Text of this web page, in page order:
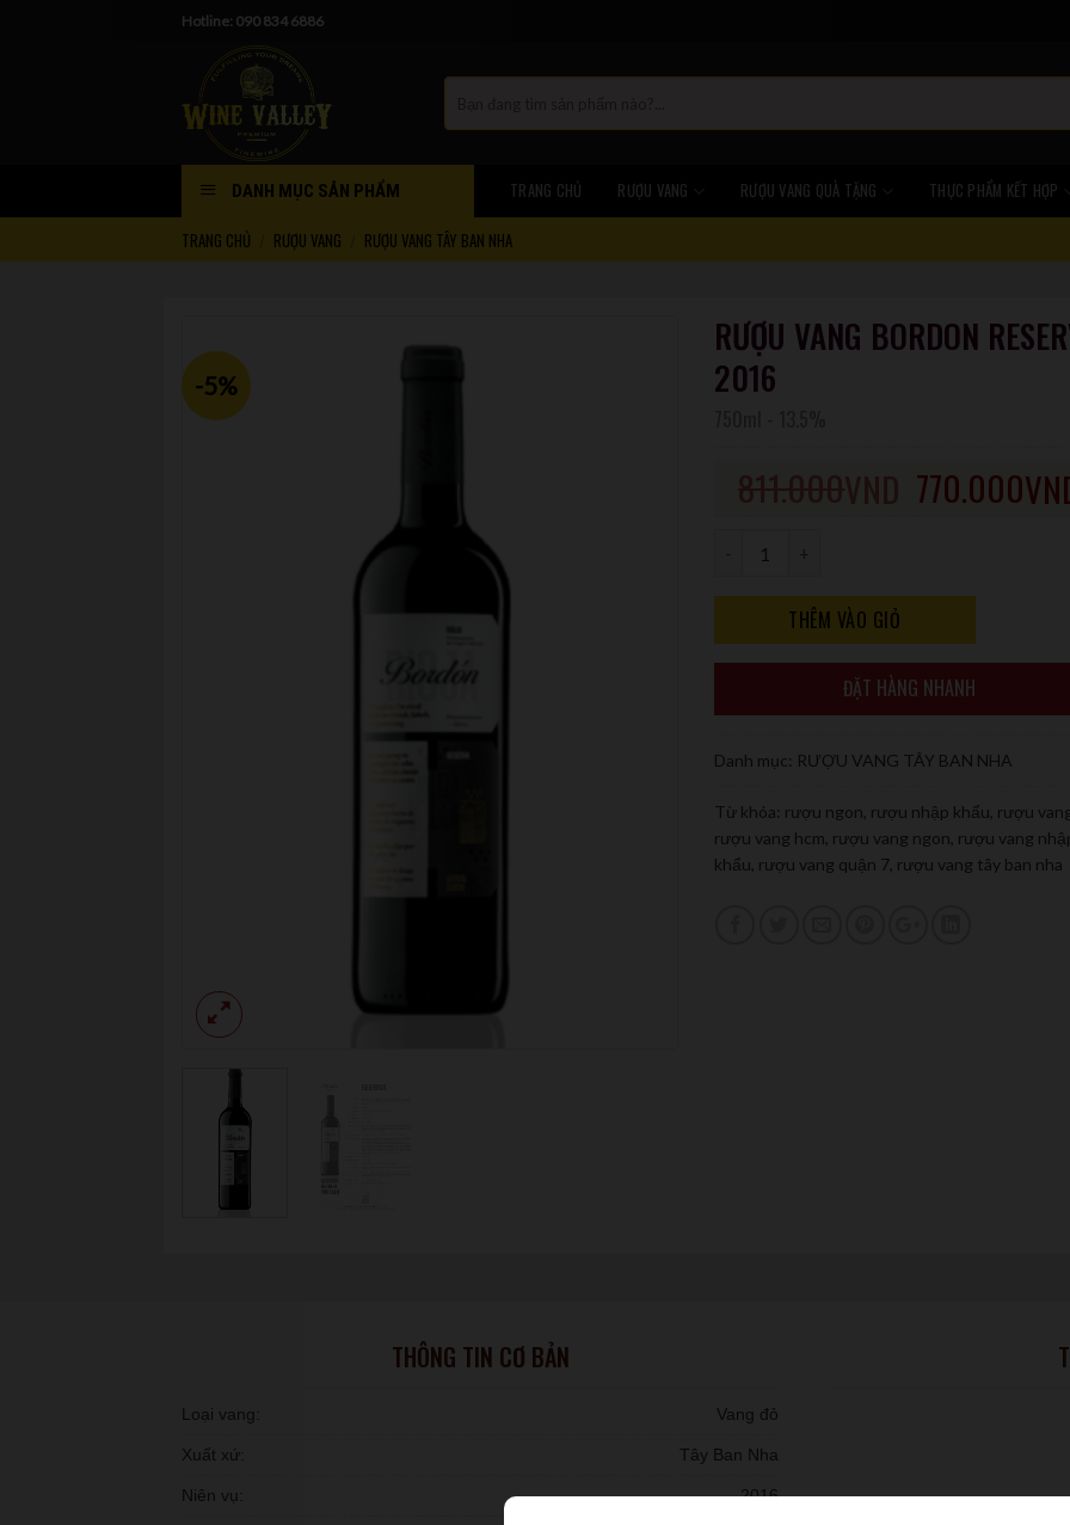
Hotline: 090 834 6886
DANH MỤC SẢN PHẨM TRANG CHỦ RƯỢU VANG RƯỢU VANG QUÀ TẶNG THỰC PHẨM KẾT HỢP
TRANG CHỦ RƯỢU VANG RƯỢU VANG TÂY BAN NHA
-5%
RƯỢU VANG BORDON
2016
770.000
THÊM VÀO GIỎ
ĐẶT HÀNG NHANH
Danh mục: RƯỢU VANG TÂY BAN NHA
Từ khóa: rượu ngon rượu nhập khẩu rượu
rượu vang hcm rượu vang ngon rượu vang
khẩu rượu vang quận 7, rượu vang tây ban nha
THÔNG TIN CƠ BẢN
Loại vang: Vang đỏ
Xuất xứ: Tây Ban Nha
Niên vụ: 2016